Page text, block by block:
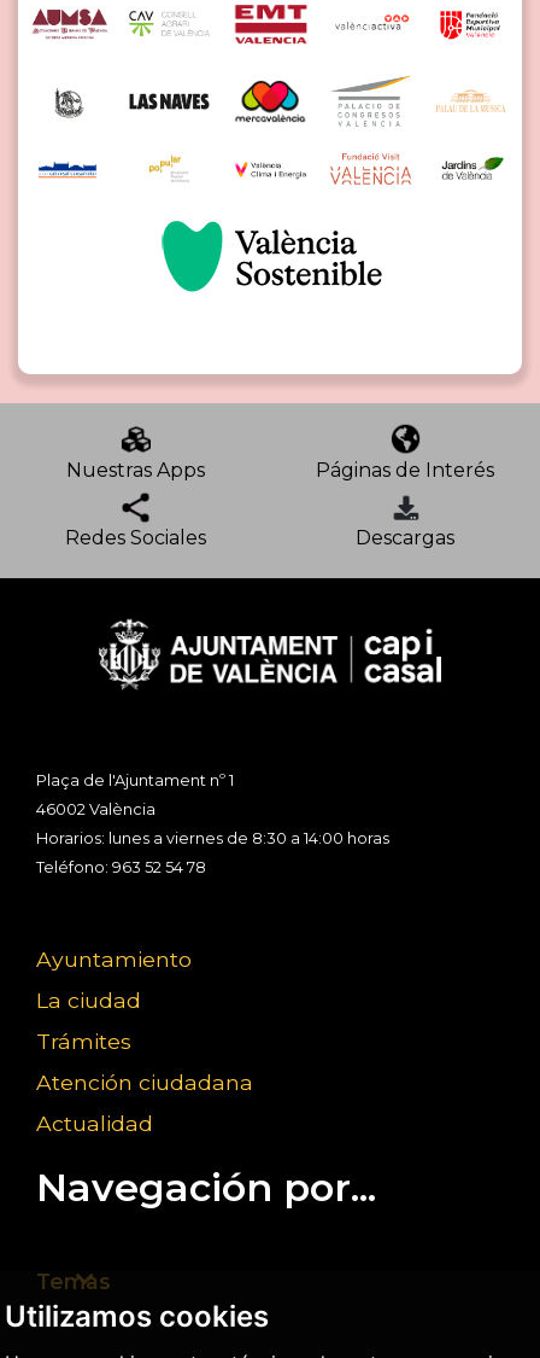
Utilizamos cookies
Nuestras Apps Páginas de Interés
Redes Sociales Descargas
Plaça de l'Ajuntament nº 1
46002 València
Horarios: lunes a viernes de 8:30 a 14:00 horas
Teléfono: 963 52 54 78
Ayuntamiento
La ciudad
Trámites
Atención ciudadana
Actualidad
Navegación por...
Temas